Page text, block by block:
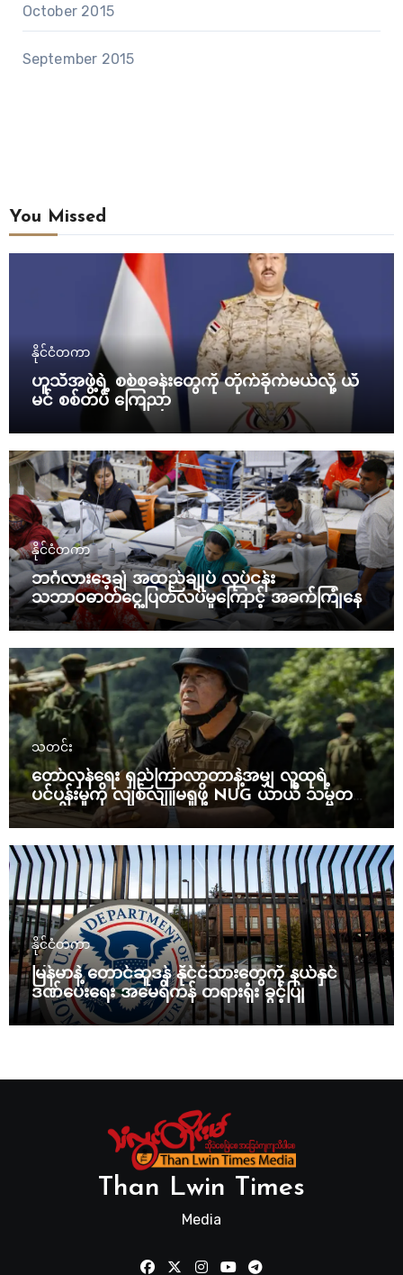
October 2015
September 2015
You Missed
နိုင်ငံတကာ
ဟူသီအဖွဲ့ရဲ့ စစ်စခန်းတွေကို တိုက်ခိုက်မယ်လို့ ယီ
မင် စစ်တပ် ကြေညာ
နိုင်ငံတကာ
ဘင်္ဂလားဒေ့ချ် အထည်ချုပ် လုပ်ငန်း
သဘာဝဓာတ်ငွေ့ပြတ်လပ်မှုကြောင့် အခက်ကြုံနေ
သတင်း
တော်လှန်ရေး ရှည်ကြာလာတာနဲ့အမျှ လူထုရဲ့
ပင်ပန်းမှုကို လျစ်လျူမရှုဖို့ NUG ယာယီ သမ္မတ
သတိပေး
နိုင်ငံတကာ
မြန်မာနဲ့ တောင်ဆူဒန် နိုင်ငံသားတွေကို နယ်နှင်
ဒဏ်ပေးရေး အမေရိကန် တရားရုံး ခွင့်ပြု
Than Lwin Times
Media